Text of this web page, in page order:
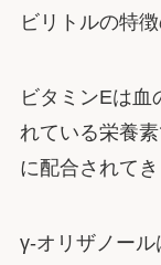
ビリトルの特
ビタミンEは血
れている栄養
に配合されてき
γ-オリザノー